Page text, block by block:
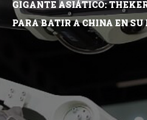
GIGANTE ASIÁTICO:
PARA BATIR A CHINA EN SU